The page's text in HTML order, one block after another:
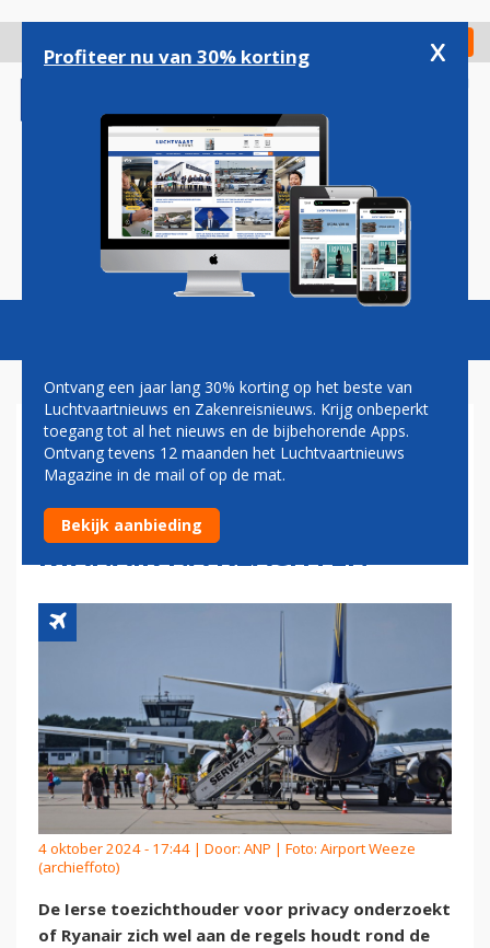
gaan
Check in
Magazine Podcasts Vacatures
IERSE WAAKHOND
ONDERZOEKT
GEGEVENSVERWERKING
RYANAIR NA KLACHTEN
4 oktober 2024 - 17:44 | Door: ANP | Foto: Airport Weeze
(archieffoto)
De Ierse toezichthouder voor privacy onderzoekt
of Ryanair zich wel aan de regels houdt rond de
Profiteer nu van 30% korting x
Ontvang een jaar lang 30% korting op het beste van
Luchtvaartnieuws en Zakenreisnieuws. Krijg onbeperkt
toegang tot al het nieuws en de bijbehorende Apps.
Ontvang tevens 12 maanden het Luchtvaartnieuws
Magazine in de mail of op de mat.
Bekijk aanbieding